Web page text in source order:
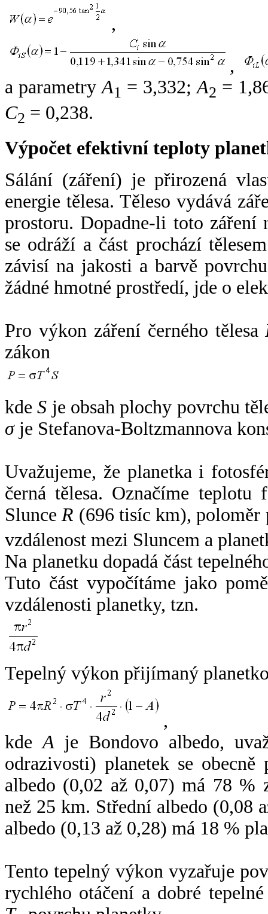
,
,
a parametryA1 = 3,332;A2 =
C2 = 0,238.
Výpočet efektivní teploty
Sálání (záření) je přirozená
energie tělesa. Těleso vydává
prostoru. Dopadne-li toto záření
se odráží a část prochází
závisí na jakosti a barvě
žádné hmotné prostředí, jde o
Pro výkon záření černého tělesa
zákon
kdeS je obsah plochy povrchu
σje Stefanova-Boltzmannova
Uvažujeme, že planetka i
černá tělesa. Označíme
SlunceR (696 tisíc km),
vzdálenost mezi Sluncem a
Na planetku dopadá část
Tuto část vypočítáme jako
vzdálenosti planetky, tzn.
Tepelný výkon přijímaný
,
kdeA je Bondovo albedo,
odrazivosti) planetek se
albedo (0,02 až 0,07) má 78 %
než 25 km. Střední albedo (0,08
albedo (0,13 až 0,28) má 18 %
Tento tepelný výkon vyzařuje
rychlého otáčení a dobré